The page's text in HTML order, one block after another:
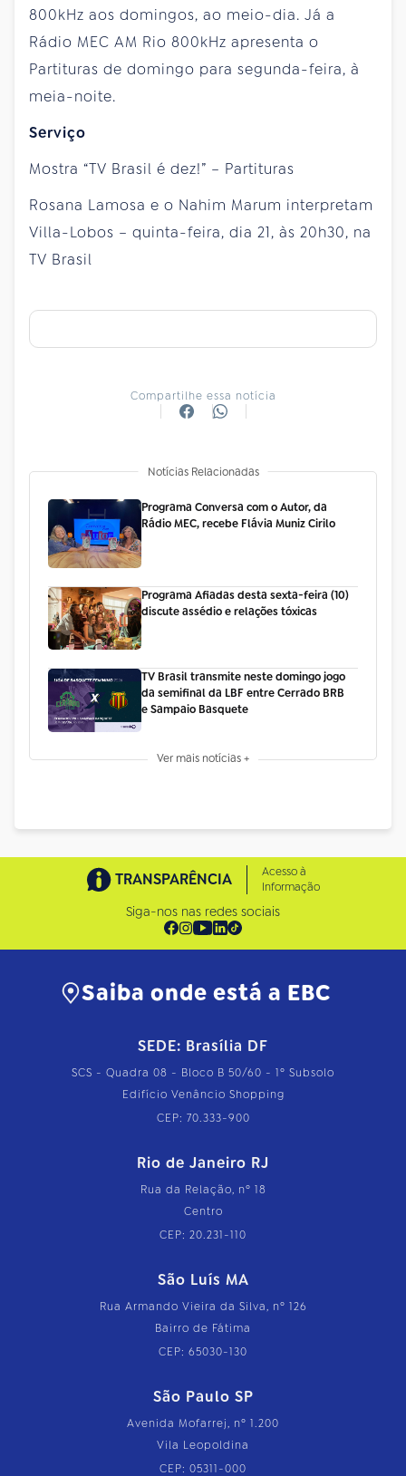
800kHz aos domingos, ao meio-dia. Já a
Rádio MEC AM Rio 800kHz apresenta o
Partituras de domingo para segunda-feira, à
meia-noite.
Serviço
Mostra “TV Brasil é dez!” – Partituras
Rosana Lamosa e o Nahim Marum interpretam
Villa-Lobos – quinta-feira, dia 21, às 20h30, na
TV Brasil
Compartilhe essa notícia
Notícias Relacionadas
Programa Conversa com o Autor, da
Rádio MEC, recebe Flávia Muniz Cirilo
Programa Afiadas desta sexta-feira (10)
discute assédio e relações tóxicas
TV Brasil transmite neste domingo jogo
da semifinal da LBF entre Cerrado BRB
e Sampaio Basquete
Ver mais notícias +
TRANSPARÊNCIA
Acesso à
Informação
Siga-nos nas redes sociais
Saiba onde está a EBC
SEDE: Brasília DF
SCS - Quadra 08 - Bloco B 50/60 - 1º Subsolo
Edifício Venâncio Shopping
CEP: 70.333-900
Rio de Janeiro RJ
Rua da Relação, nº 18
Centro
CEP: 20.231-110
São Luís MA
Rua Armando Vieira da Silva, nº 126
Bairro de Fátima
CEP: 65030-130
São Paulo SP
Avenida Mofarrej, nº 1.200
Vila Leopoldina
CEP: 05311-000